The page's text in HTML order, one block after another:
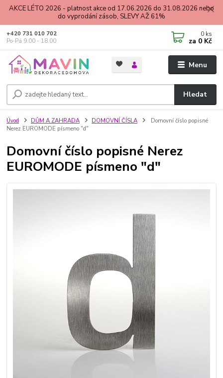
AKCE LÉTO 2026 - platnost akce od 17.06.2026 do 31.08.2026 nebo
do vyprodání zásob, SLEVY AŽ 61%
Menu
Hledat
+420 731 010 702
Po-Pá 9.00 - 18.00
0 ks
za 0 Kč
Úvod DŮM A ZAHRADA DOMOVNÍ ČÍSLA
Domovní číslo popisné
Nerez EUROMODE písmeno "d"
Domovní číslo popisné Nerez
EUROMODE písmeno "d"